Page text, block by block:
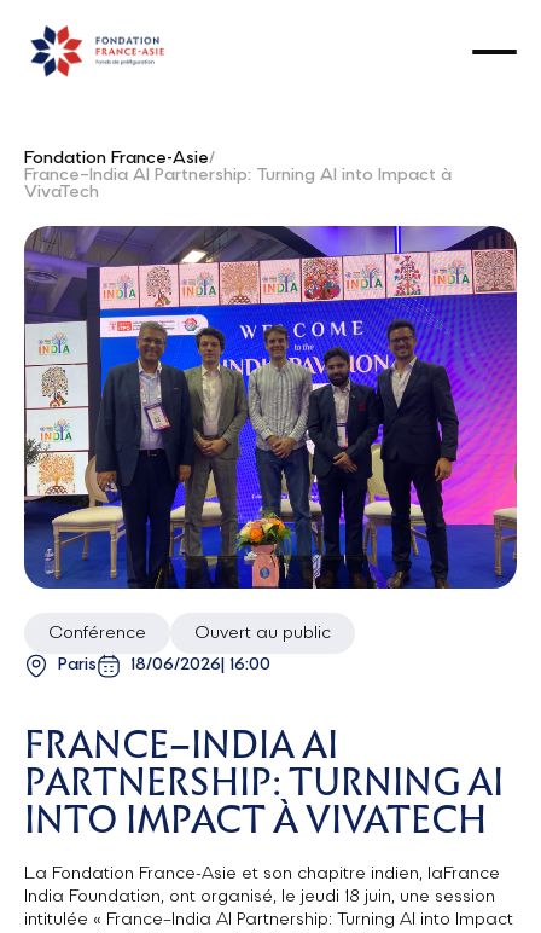
Fondation France-Asie/
France–India AI Partnership: Turning AI into Impact à
VivaTech
Conférence
Ouvert au public
Paris
18/06/2026 | 16:00
FRANCE–INDIA AI
PARTNERSHIP: TURNING AI
INTO IMPACT À VIVATECH
La Fondation France-Asie et son chapitre indien, laFrance
India Foundation, ont organisé, le jeudi 18 juin, une session
intitulée « France–India AI Partnership: Turning AI into Impact